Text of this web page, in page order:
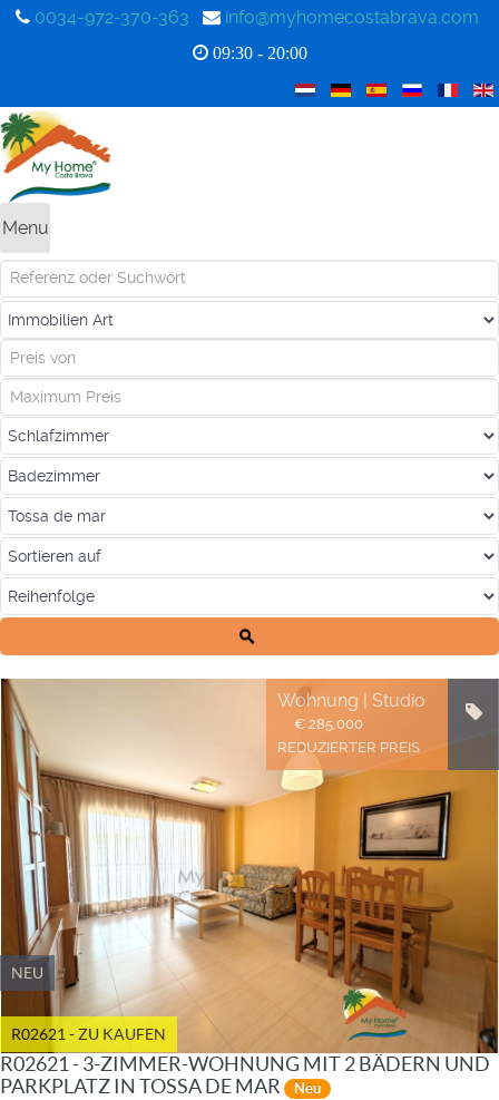
0034-972-370-363 info@myhomecostabrava.com
09:30 - 20:00
Menu
NEU
R02621 - ZU KAUFEN
Wohnung | Studio
€ 285.000
REDUZIERTER PREIS
R02621 - 3-ZIMMER-WOHNUNG MIT 2 BÄDERN UND
PARKPLATZ IN TOSSA DE MAR
Neu